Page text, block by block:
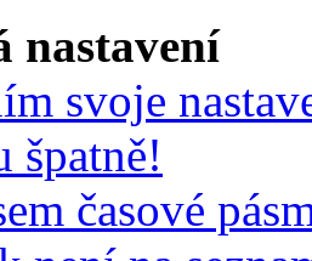
nastavení
svoje
špatně!
časové